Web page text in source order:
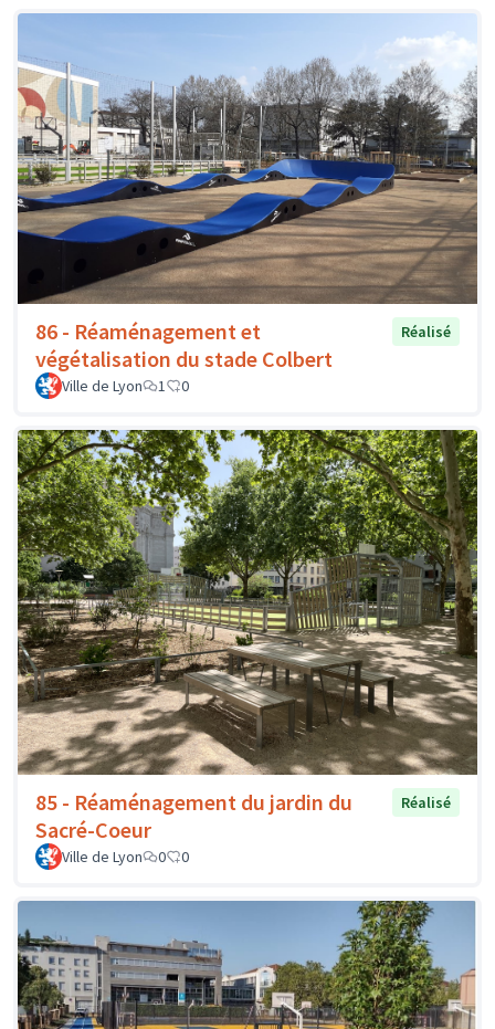
86 - Réaménagement et
végétalisation du stade Colbert
Réalisé
Ville de Lyon 1 0
85 - Réaménagement du jardin du
Sacré-Coeur
Réalisé
Ville de Lyon 0 0